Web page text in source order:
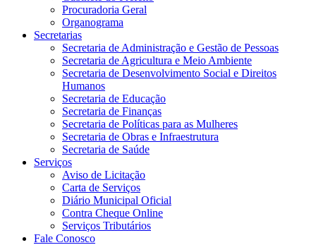
Procuradoria Geral
Organograma
Secretarias
Secretaria de Administração e Gestão de Pessoas
Secretaria de Agricultura e Meio Ambiente
Secretaria de Desenvolvimento Social e Direitos
Humanos
Secretaria de Educação
Secretaria de Finanças
Secretaria de Políticas para as Mulheres
Secretaria de Obras e Infraestrutura
Secretaria de Saúde
Serviços
Aviso de Licitação
Carta de Serviços
Diário Municipal Oficial
Contra Cheque Online
Serviços Tributários
Fale Conosco